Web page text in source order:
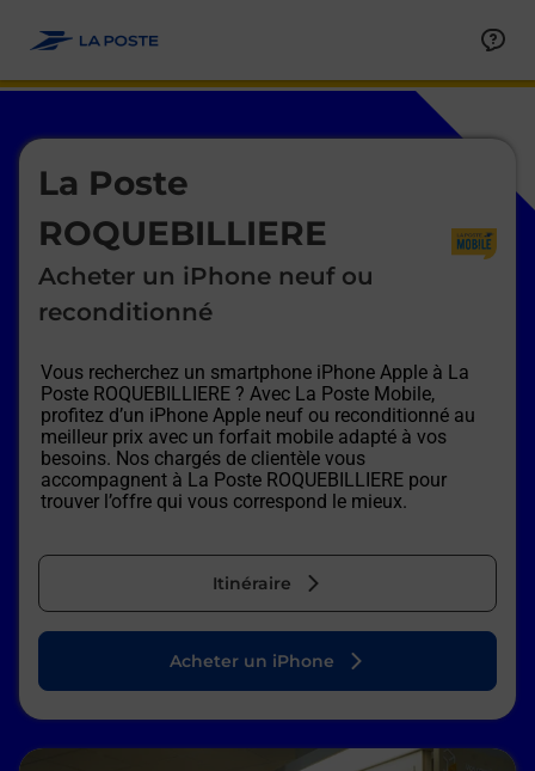
La Poste
ROQUEBILLIERE
Acheter un iPhone neuf ou
reconditionné
Vous recherchez un smartphone iPhone Apple à La
Poste ROQUEBILLIERE ? Avec La Poste Mobile,
profitez d’un iPhone Apple neuf ou reconditionné au
meilleur prix avec un forfait mobile adapté à vos
besoins. Nos chargés de clientèle vous
accompagnent à La Poste ROQUEBILLIERE pour
trouver l’offre qui vous correspond le mieux.
Itinéraire
Le lien s'ouvre dans un nouvel onglet
Acheter un iPhone